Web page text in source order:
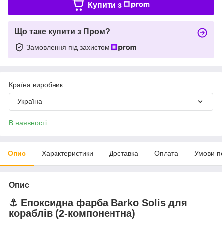
Купити з
Що таке купити з Пром?
Замовлення під захистом
Країна виробник
Україна
В наявності
Опис Характеристики Доставка Оплата Умови
Опис
⚓ Епоксидна фарба Barko Solis для
кораблів (2-компонентна)